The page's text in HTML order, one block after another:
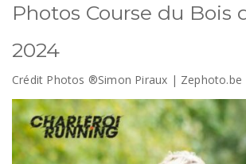
Photos Course du Bois
2024
Crédit Photos ®Simon Piraux | Zephoto.be